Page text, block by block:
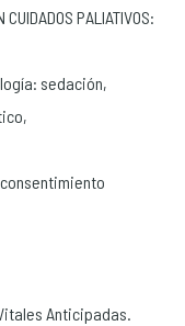
PALIATIVOS:
sedación,
Anticipadas.